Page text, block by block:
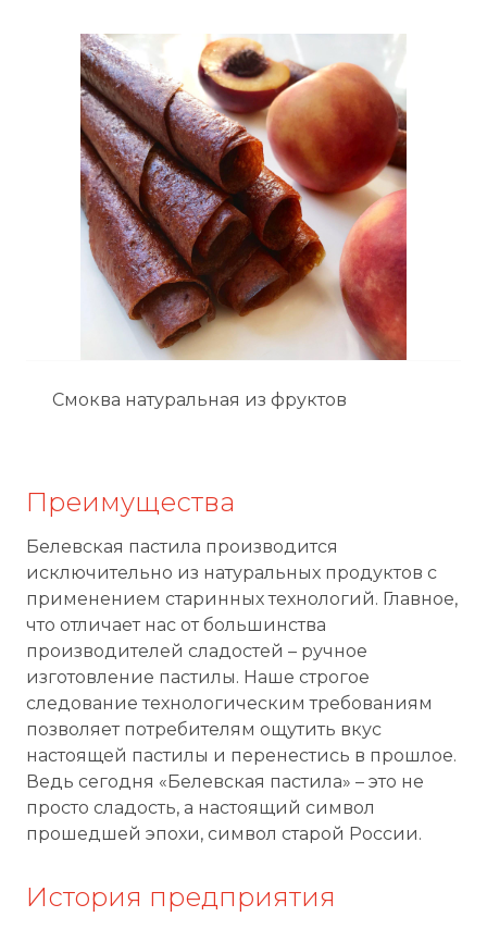
Смоква натуральная из фруктов
Преимущества
Белевская пастила производится
исключительно из натуральных продуктов с
применением старинных технологий. Главное,
что отличает нас от большинства
производителей сладостей – ручное
изготовление пастилы. Наше строгое
следование технологическим требованиям
позволяет потребителям ощутить вкус
настоящей пастилы и перенестись в прошлое.
Ведь сегодня «Белевская пастила» – это не
просто сладость, а настоящий символ
прошедшей эпохи, символ старой России.
История предприятия